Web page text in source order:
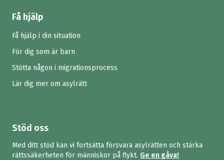
Få hjälp
Få hjälp i din situation
För dig som är barn
Stötta någon i migrationsprocess
Lär dig mer om asylrätt
Stöd oss
Med ditt stöd kan vi fortsätta försvara asylrätten och stärka
rättssäkerheten för människor på flykt. Ge en gåva!